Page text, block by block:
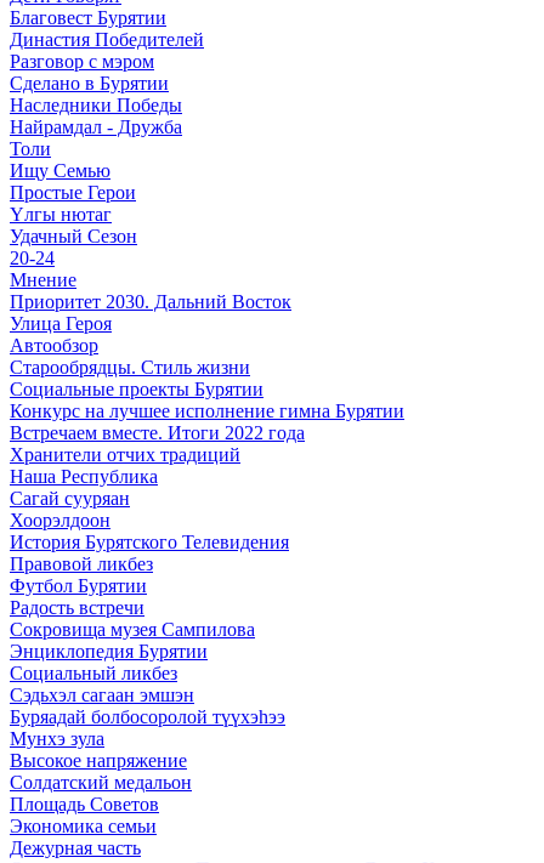
Благовест Бурятии
Династия Победителей
Разговор с мэром
Сделано в Бурятии
Наследники Победы
Найрамдал - Дружба
Толи
Ищу Cемью
Простые Герои
Үлгы нютаг
Удачный Сезон
20-24
Мнение
Приоритет 2030. Дальний Восток
Улица Героя
Автообзор
Старообрядцы. Cтиль жизни
Социальные проекты Бурятии
Конкурс на лучшее исполнение гимна Бурятии
Встречаем вместе. Итоги 2022 года
Хранители отчих традиций
Наша Республика
Сагай сууряан
Хоорэлдоон
История Бурятского Телевидения
Правовой ликбез
Футбол Бурятии
Радость встречи
Сокровища музея Сампилова
Энциклопедия Бурятии
Социальный ликбез
Сэдьхэл сагаан эмшэн
Буряадай болбосоролой түүхэhээ
Мунхэ зула
Высокое напряжение
Солдатский медальон
Площадь Советов
Экономика семьи
Дежурная часть